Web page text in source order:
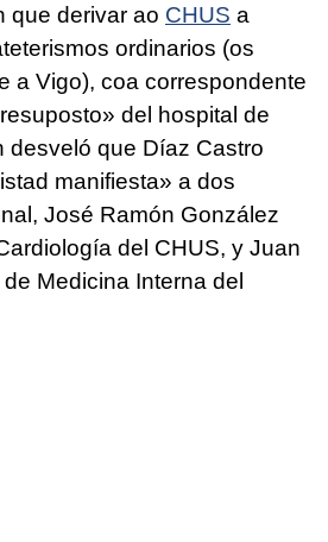
que derivar ao CHUS a
ordinarios (os
a Vigo), coa correspondente
del hospital de
desveló que Díaz Castro
manifiesta» a dos
José Ramón González
del CHUS, y Juan
Medicina Interna del